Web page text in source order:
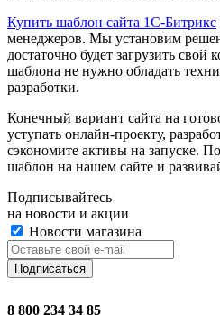
Купить шаблон сайта 1С-Битрикс
менеджеров. Мы установим
достаточно будет загрузить свой
шаблона не нужно обладать
разработки.
Конечный вариант сайта на
уступать онлайн-проекту,
сэкономите активы на запуске.
шаблон на нашем сайте и
Подписывайтесь
на новости и акции
Новости магазина
8 800 234 34 85